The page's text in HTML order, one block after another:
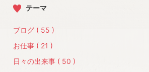
テーマ
ブログ ( 55 )
お仕事 ( 21 )
日々の出来事 ( 50 )